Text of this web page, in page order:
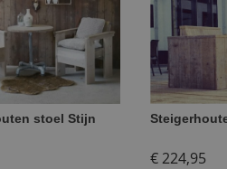
stoel Stijn
€224,95